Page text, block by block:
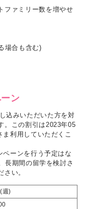
ファミリー数を増やせ
場合も含む)
ン
込みいただいた方を対
。この割引は2023年05
利用していただくこ
ーンを行う予定はな
長期間の留学を検討さ
い。
週)